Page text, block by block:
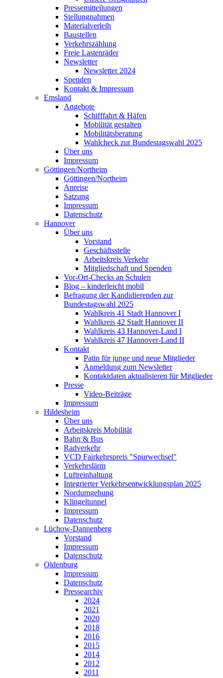
Pressemitteilungen
Stellungnahmen
Materialverleih
Baustellen
Verkehrszählung
Freie Lastenräder
Newsletter
Newsletter 2024
Spenden
Kontakt & Impressum
Emsland
Angebote
Schifffahrt & Häfen
Mobilität gestalten
Mobilitätsberatung
Wahlcheck zur Bundestagswahl 2025
Über uns
Impressum
Göttingen/Northeim
Göttingen/Northeim
Anreise
Satzung
Impressum
Datenschutz
Hannover
Über uns
Vorstand
Geschäftsstelle
Arbeitskreis Verkehr
Mitgliedschaft und Spenden
Vor-Ort-Checks an Schulen
Blog – kinderleicht mobil
Befragung der Kandidierenden zur
Bundestagswahl 2025
Wahlkreis 41 Stadt Hannover I
Wahlkreis 42 Stadt Hannover II
Wahlkreis 43 Hannover-Land I
Wahlkreis 47 Hannover-Land II
Kontakt
Patin für junge und neue Mitglieder
Anmeldung zum Newsletter
Kontaktdaten aktualisieren für Mitglieder
Presse
Video-Beiträge
Impressum
Hildesheim
Über uns
Arbeitskreis Mobilität
Bahn & Bus
Radverkehr
VCD Fairkehrspreis "Spurwechsel"
Verkehrslärm
Luftreinhaltung
Integrierter Verkehrsentwicklungsplan 2025
Nordumgehung
Klingeltunnel
Impressum
Datenschutz
Lüchow-Dannenberg
Vorstand
Impressum
Datenschutz
Oldenburg
Impressum
Datenschutz
Pressearchiv
2024
2021
2020
2018
2016
2015
2014
2012
2011